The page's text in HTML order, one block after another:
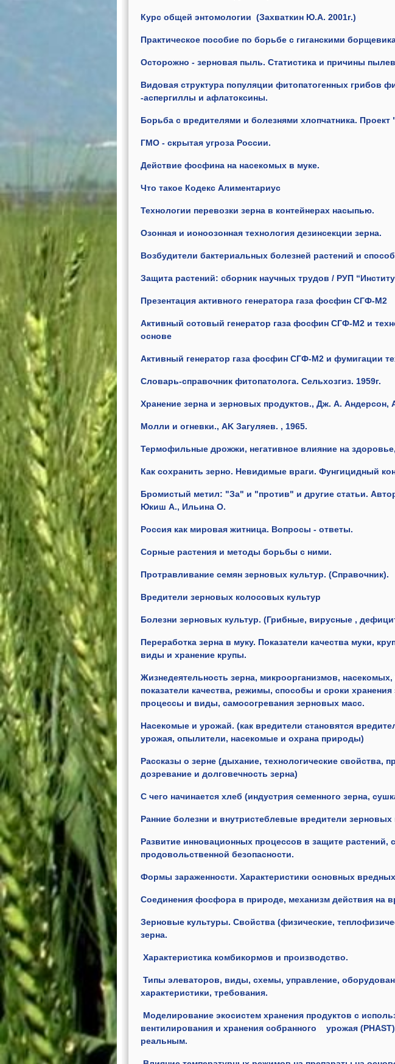
Курс общей энтомологии (Захваткин Ю.А. 2001г.)
Практическое пособие по борьбе с гиганскими
Осторожно - зерновая пыль. Статистика и причины
Видовая структура популяции фитопатогенных грибов
-аспергиллы и афлатоксины.
Борьба с вредителями и болезнями хлопчатника.
ГМО - скрытая угроза России.
Действие фосфина на насекомых в муке.
Что такое Кодекс Алиментариус
Технологии перевозки зерна в контейнерах насыпью.
Озонная и ионоозонная технология дезинсекции зерна.
Возбудители бактериальных болезней растений и
Защита растений: сборник научных трудов / РУП
Презентация активного генератора газа фосфин СГФ-M2
Активный сотовый генератор газа фосфин СГФ-М2 и
основе
Активный генератор газа фосфин СГФ-M2 и фумигации
Словарь-справочник фитопатолога. Сельхозгиз. 1959г.
Хранение зерна и зерновых продуктов., Дж. А. Андерсон,
Молли и огневки., AK Загуляев. , 1965.
Термофильные дрожжи, негативное влияние на
Как сохранить зерно. Невидимые враги. Фунгицидный
Бромистый метил: "За" и "против" и другие статьи.
Юкиш А., Ильина О.
Россия как мировая житница. Вопросы - ответы.
Сорные растения и методы борьбы с ними.
Протравливание семян зерновых культур. (Справочник).
Вредители зерновых колосовых культур
Болезни зерновых культур. (Грибные, вирусные ,
Переработка зерна в муку. Показатели качества муки,
виды и хранение крупы.
Жизнедеятельность зерна, микроорганизмов,
показатели качества, режимы, способы и сроки
процессы и виды, самосогревания зерновых масс.
Насекомые и урожай. (как вредители становятся
урожая, опылители, насекомые и охрана природы)
Рассказы о зерне (дыхание, технологические свойства,
дозревание и долговечность зерна)
С чего начинается хлеб (индустрия семенного зерна,
Ранние болезни и внутристеблевые вредители зерновых
Развитие инновационных процессов в защите растений,
продовольственной безопасности.
Формы зараженности. Характеристики основных
Соединения фосфора в природе, механизм действия на
Зерновые культуры. Свойства (физические,
зерна.
Характеристика комбикормов и производство.
Типы элеваторов, виды, схемы, управление,
характеристики, требования.
Моделирование экосистем хранения продуктов с
вентилирования и хранения собранного урожая
реальным.